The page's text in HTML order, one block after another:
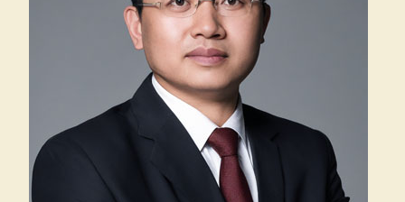
征地拆迁律师
交通事故律师
关于我们